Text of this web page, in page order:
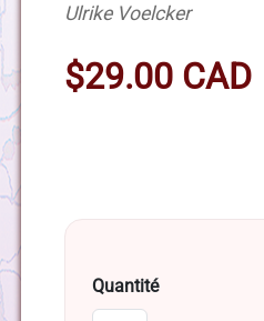
Ulrike Voelcker
$29.00 CAD
Quantité